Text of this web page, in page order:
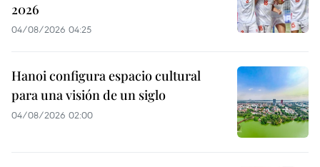
2026
04/08/2026 04:25
Hanoi configura espacio cultural
para una visión de un siglo
04/08/2026 02:00